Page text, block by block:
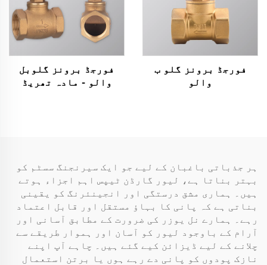
فورجڈ برونز گلو ب
والو
فورجڈ برونز گلوبل
والو - مادہ تھریڈ
ہر جذباتی باغبان کے لیے جو ایک سیرنجنگ سسٹم کو
بہتر بناتا ہے، لیور گارڈن ٹیپس اہم اجزاء ہوتے
ہیں۔ ہماری مشق درستگی اور انجینئرنگ کو یقینی
بناتی ہے کہ پانی کا بہاؤ مستقل اور قابل اعتماد
رہے۔ ہمارے نل یوزر کی ضرورت کے مطابق آسانی اور
آرام کے باوجود لیور کو آسان اور ہموار طریقے سے
چلانے کے لیے ڈیزائن کیے گئے ہیں۔ چاہے آپ اپنے
نازک پودوں کو پانی دے رہے ہوں یا برتن استعمال